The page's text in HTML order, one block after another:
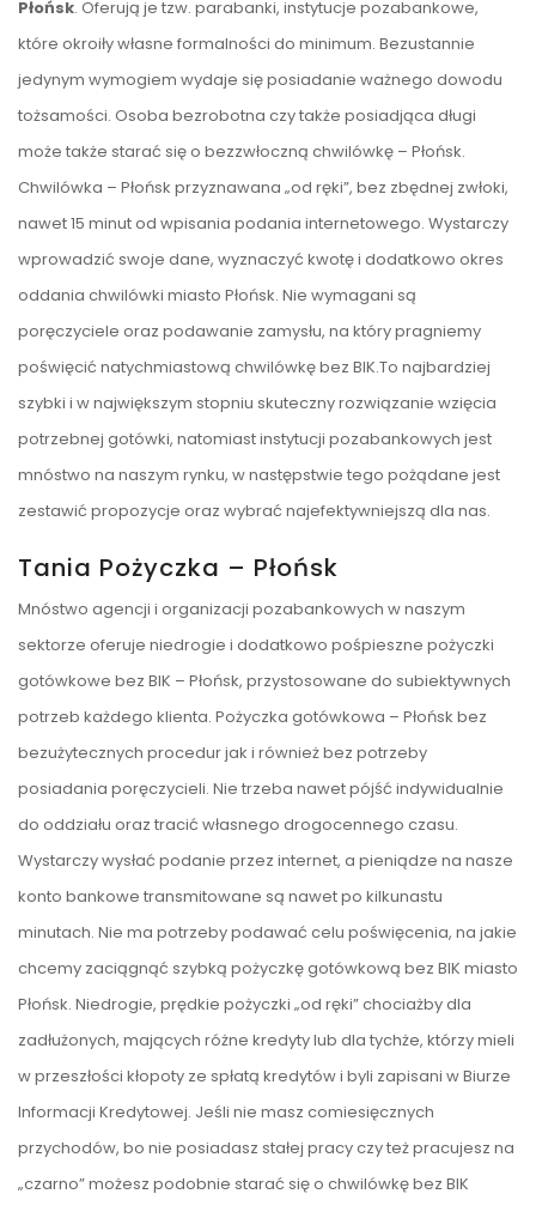
Płońsk. Oferują je tzw. parabanki, instytucje pozabankowe,
które okroiły własne formalności do minimum. Bezustannie
jedynym wymogiem wydaje się posiadanie ważnego dowodu
tożsamości. Osoba bezrobotna czy także posiadjąca długi
może także starać się o bezzwłoczną chwilówkę – Płońsk.
Chwilówka – Płońsk przyznawana „od ręki”, bez zbędnej zwłoki,
nawet 15 minut od wpisania podania internetowego. Wystarczy
wprowadzić swoje dane, wyznaczyć kwotę i dodatkowo okres
oddania chwilówki miasto Płońsk. Nie wymagani są
poręczyciele oraz podawanie zamysłu, na który pragniemy
poświęcić natychmiastową chwilówkę bez BIK.To najbardziej
szybki i w największym stopniu skuteczny rozwiązanie wzięcia
potrzebnej gotówki, natomiast instytucji pozabankowych jest
mnóstwo na naszym rynku, w następstwie tego pożądane jest
zestawić propozycje oraz wybrać najefektywniejszą dla nas.
Tania Pożyczka – Płońsk
Mnóstwo agencji i organizacji pozabankowych w naszym
sektorze oferuje niedrogie i dodatkowo pośpieszne pożyczki
gotówkowe bez BIK – Płońsk, przystosowane do subiektywnych
potrzeb każdego klienta. Pożyczka gotówkowa – Płońsk bez
bezużytecznych procedur jak i również bez potrzeby
posiadania poręczycieli. Nie trzeba nawet pójść indywidualnie
do oddziału oraz tracić własnego drogocennego czasu.
Wystarczy wysłać podanie przez internet, a pieniądze na nasze
konto bankowe transmitowane są nawet po kilkunastu
minutach. Nie ma potrzeby podawać celu poświęcenia, na jakie
chcemy zaciągnąć szybką pożyczkę gotówkową bez BIK miasto
Płońsk. Niedrogie, prędkie pożyczki „od ręki” chociażby dla
zadłużonych, mających różne kredyty lub dla tychże, którzy mieli
w przeszłości kłopoty ze spłatą kredytów i byli zapisani w Biurze
Informacji Kredytowej. Jeśli nie masz comiesięcznych
przychodów, bo nie posiadasz stałej pracy czy też pracujesz na
„czarno” możesz podobnie starać się o chwilówkę bez BIK